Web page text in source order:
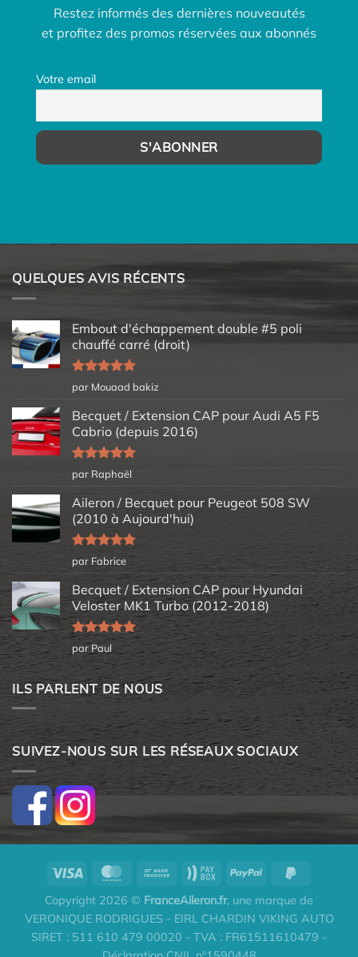
Restez informés des dernières nouveautés
et profitez des promos réservées aux abonnés
Votre email
QUELQUES AVIS RÉCENTS
Embout d'échappement double #5 poli
chauffé carré (droit)
Note5sur
5
par Mouaad bakiz
Becquet / Extension CAP pour Audi A5 F5
Cabrio (depuis 2016)
Note5sur
5
par Raphaël
Aileron / Becquet pour Peugeot 508 SW
(2010 à Aujourd'hui)
Note5sur
5
par Fabrice
Becquet / Extension CAP pour Hyundai
Veloster MK1 Turbo (2012-2018)
Note5sur
5
par Paul
ILS PARLENT DE NOUS
SUIVEZ-NOUS SUR LES RÉSEAUX SOCIAUX
Copyright 2026 © FranceAileron.fr, une marque de
VERONIQUE RODRIGUES - EIRL CHARDIN VIKING AUTO
SIRET : 511 610 479 00020 - TVA : FR61511610479 -